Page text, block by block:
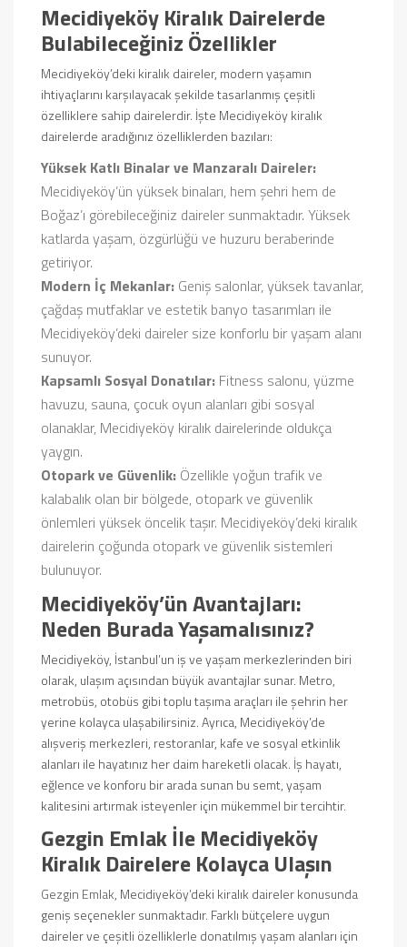
Mecidiyeköy Kiralık Dairelerde
Bulabileceğiniz Özellikler
Mecidiyeköy’deki kiralık daireler, modern yaşamın
ihtiyaçlarını karşılayacak şekilde tasarlanmış çeşitli
özelliklere sahip dairelerdir. İşte Mecidiyeköy kiralık
dairelerde aradığınız özelliklerden bazıları:
Yüksek Katlı Binalar ve Manzaralı Daireler:
Mecidiyeköy’ün yüksek binaları, hem şehri hem de
Boğaz’ı görebileceğiniz daireler sunmaktadır. Yüksek
katlarda yaşam, özgürlüğü ve huzuru beraberinde
getiriyor.
Modern İç Mekanlar: Geniş salonlar, yüksek tavanlar,
çağdaş mutfaklar ve estetik banyo tasarımları ile
Mecidiyeköy’deki daireler size konforlu bir yaşam alanı
sunuyor.
Kapsamlı Sosyal Donatılar: Fitness salonu, yüzme
havuzu, sauna, çocuk oyun alanları gibi sosyal
olanaklar, Mecidiyeköy kiralık dairelerinde oldukça
yaygın.
Otopark ve Güvenlik: Özellikle yoğun trafik ve
kalabalık olan bir bölgede, otopark ve güvenlik
önlemleri yüksek öncelik taşır. Mecidiyeköy’deki kiralık
dairelerin çoğunda otopark ve güvenlik sistemleri
bulunuyor.
Mecidiyeköy’ün Avantajları:
Neden Burada Yaşamalısınız?
Mecidiyeköy, İstanbul’un iş ve yaşam merkezlerinden biri
olarak, ulaşım açısından büyük avantajlar sunar. Metro,
metrobüs, otobüs gibi toplu taşıma araçları ile şehrin her
yerine kolayca ulaşabilirsiniz. Ayrıca, Mecidiyeköy’de
alışveriş merkezleri, restoranlar, kafe ve sosyal etkinlik
alanları ile hayatınız her daim hareketli olacak. İş hayatı,
eğlence ve konforu bir arada sunan bu semt, yaşam
kalitesini artırmak isteyenler için mükemmel bir tercihtir.
Gezgin Emlak İle Mecidiyeköy
Kiralık Dairelere Kolayca Ulaşın
Gezgin Emlak, Mecidiyeköy’deki kiralık daireler konusunda
geniş seçenekler sunmaktadır. Farklı bütçelere uygun
daireler ve çeşitli özelliklerle donatılmış yaşam alanları için